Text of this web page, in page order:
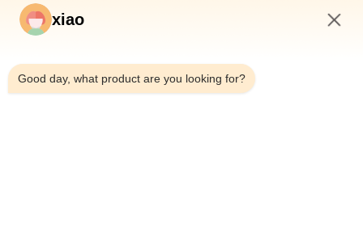
xiao
Good day, what product are you looking for?